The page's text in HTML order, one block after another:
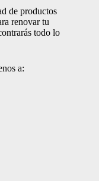
de productos
renovar tu
todo lo
a: